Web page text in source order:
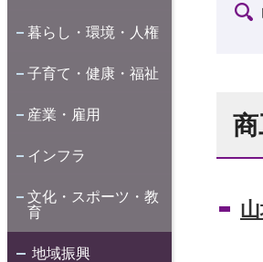
暮らし・環境・人権
子育て・健康・福祉
産業・雇用
インフラ
文化・スポーツ・教
育
地域振興